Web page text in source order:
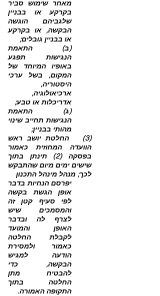
מאחר שימוש סביר
בקרקע או בבניין
שלגביהם הוגשה
הבקשה, או בקרקע
או בבניין גובלים;
(ב) התאמת
הנגישות תפגע
באופיו המיוחד של
המקום, בשל ערכי
היסטוריה,
ארכיאולוגיה,
אדריכלות או טבע;
(ג) התאמת
הנגישות תחייב שינוי
מהותי בבניין;
(3) החלטת יושב ראש
הוועדה המחוזית כאמור
בפסקה (2) תינתן בתוך
שישים ימים מיום שהתבקש
לכך; מנהל מינהל התכנון
יפרסם הנחיות בדבר
אופן הגשת בקשה
לפי סעיף קטן זה
והמסמכים שיש
לצרף לה ובדבר
האופן והמועד
לקבלת החלטה
כאמור ולמסירת
הודעה למגיש
הבקשה, כדי
להבטיח מתן
החלטה בתוך
התקופה האמורה.